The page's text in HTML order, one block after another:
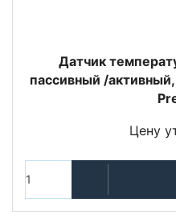
Датчик
пассивный /
Цену